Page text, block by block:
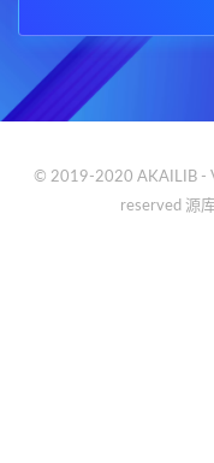
© 2019-2020 AKAILIB -
reserved 源